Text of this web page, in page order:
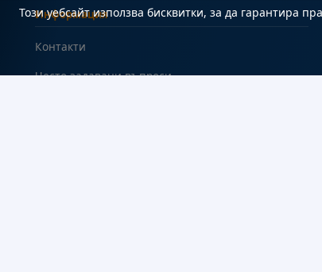
Информация
Контакти
Често задавани въпроси
Този уебсайт използва бисквитки, за да гарантира